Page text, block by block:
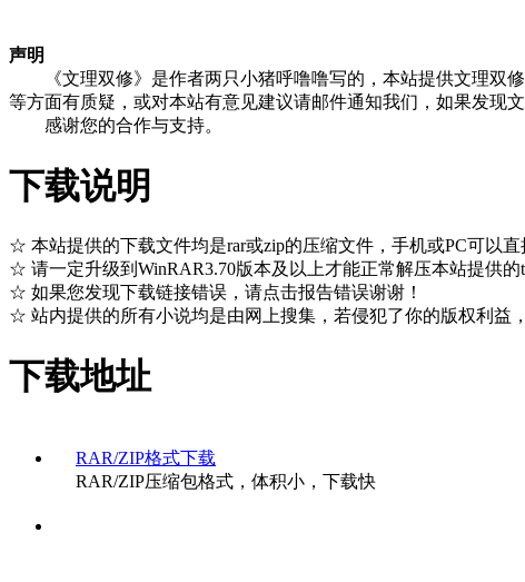
声明
《文理双修》是作者两只小猪呼噜噜写的，本站提供文理双修
等方面有质疑，或对本站有意见建议请邮件通知我们，如果发现
感谢您的合作与支持。
下载说明
☆ 本站提供的下载文件均是rar或zip的压缩文件，手机或PC可以直
☆ 请一定升级到WinRAR3.70版本及以上才能正常解压本站提供的
☆ 如果您发现下载链接错误，请点击报告错误谢谢！
☆ 站内提供的所有小说均是由网上搜集，若侵犯了你的版权利益
下载地址
RAR/ZIP格式下载
RAR/ZIP压缩包格式，体积小，下载快